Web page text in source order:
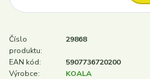
Číslo
produktu:
29868
EAN kód:
5907736720200
Výrobce:
KOALA